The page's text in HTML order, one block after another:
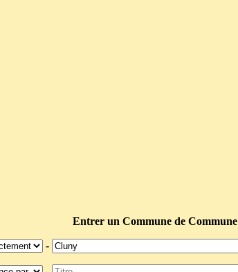
Entrer un Commune de Commune
-